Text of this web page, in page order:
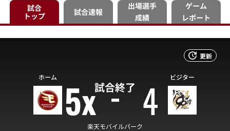
試合
トップ
試合速報
出場選手
成績
ゲーム
レポート
更新
試合終了
ホーム 5x 4 ビジター
楽天モバイルパーク